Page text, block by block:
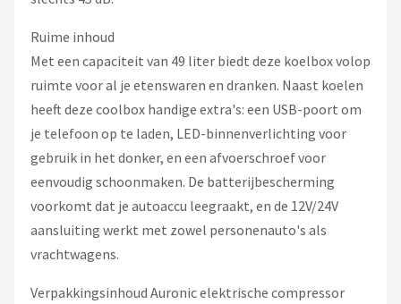
Ruime inhoud
Met een capaciteit van 49 liter biedt deze koelbox volop
ruimte voor al je etenswaren en dranken. Naast koelen
heeft deze coolbox handige extra's: een USB-poort om
je telefoon op te laden, LED-binnenverlichting voor
gebruik in het donker, en een afvoerschroef voor
eenvoudig schoonmaken. De batterijbescherming
voorkomt dat je autoaccu leegraakt, en de 12V/24V
aansluiting werkt met zowel personenauto's als
vrachtwagens.
Verpakkingsinhoud Auronic elektrische compressor